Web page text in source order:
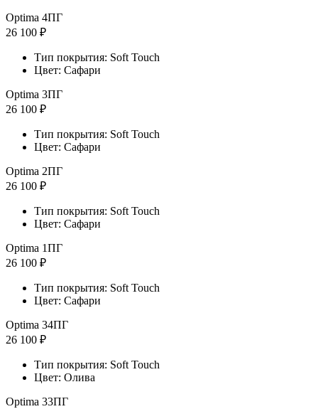
Optima 4ПГ
26 100 ₽
Тип покрытия: Soft Touch
Цвет: Сафари
Optima 3ПГ
26 100 ₽
Тип покрытия: Soft Touch
Цвет: Сафари
Optima 2ПГ
26 100 ₽
Тип покрытия: Soft Touch
Цвет: Сафари
Optima 1ПГ
26 100 ₽
Тип покрытия: Soft Touch
Цвет: Сафари
Optima 34ПГ
26 100 ₽
Тип покрытия: Soft Touch
Цвет: Олива
Optima 33ПГ